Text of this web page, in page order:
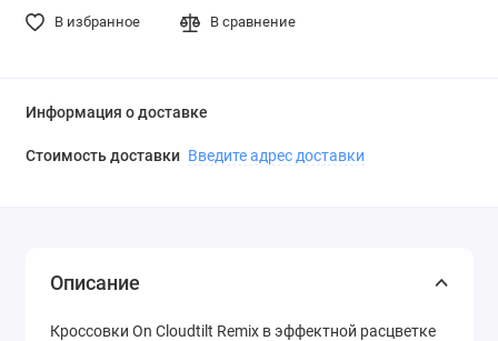
В избранное В сравнение
Информация о доставке
Стоимость доставки Введите адрес доставки
Описание
Кроссовки On Cloudtilt Remix в эффектной расцветке